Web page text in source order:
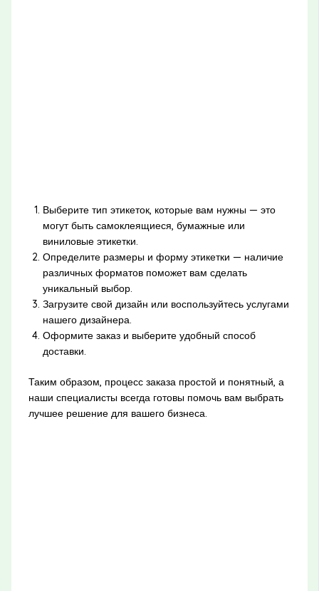
Выберите тип этикеток, которые вам нужны — это
могут быть самоклеящиеся, бумажные или
виниловые этикетки.
Определите размеры и форму этикетки — наличие
различных форматов поможет вам сделать
уникальный выбор.
Загрузите свой дизайн или воспользуйтесь услугами
нашего дизайнера.
Оформите заказ и выберите удобный способ
доставки.
Таким образом, процесс заказа простой и понятный, а
наши специалисты всегда готовы помочь вам выбрать
лучшее решение для вашего бизнеса.